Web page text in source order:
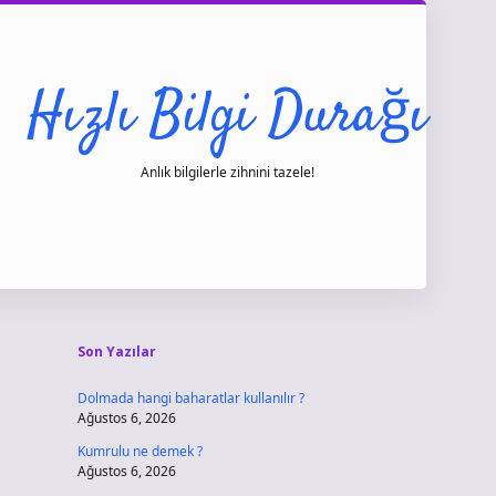
Hızlı Bilgi Durağı
Anlık bilgilerle zihnini tazele!
Son Yazılar
Dolmada hangi baharatlar kullanılır ?
Ağustos 6, 2026
Kumrulu ne demek ?
Ağustos 6, 2026